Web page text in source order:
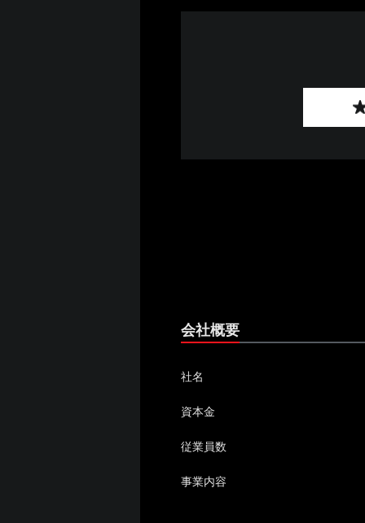
会社概要
社名
資本金
従業員数
事業内容